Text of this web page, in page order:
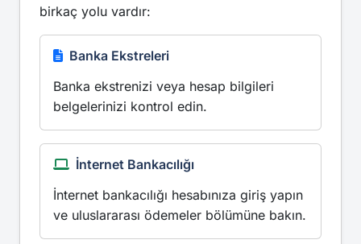
birkaç yolu vardır:
Banka Ekstreleri
Banka ekstrenizi veya hesap bilgileri
belgelerinizi kontrol edin.
İnternet Bankacılığı
İnternet bankacılığı hesabınıza giriş yapın
ve uluslararası ödemeler bölümüne bakın.